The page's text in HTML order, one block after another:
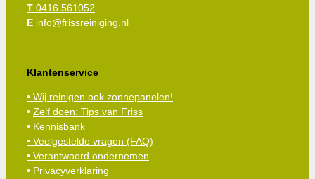
T 0416 561052
E info@frissreiniging.nl
Klantenservice
• Wij reinigen ook zonnepanelen!
• Zelf doen: Tips van Friss
• Kennisbank
• Veelgestelde vragen (FAQ)
• Verantwoord ondernemen
• Privacyverklaring